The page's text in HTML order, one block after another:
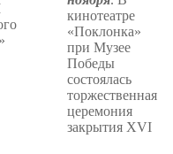
кинотеатре
«Поклонка»
при Музее
Победы
состоялась
торжественная
церемония
закрытия XVI